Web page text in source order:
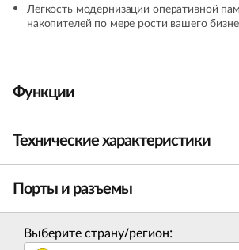
Легкость модернизации оперативной
накопителей по мере рости вашего
Функции
Технические характеристики
Производительность
Процессор
Порты и разъемы
Выберите страну/регион: